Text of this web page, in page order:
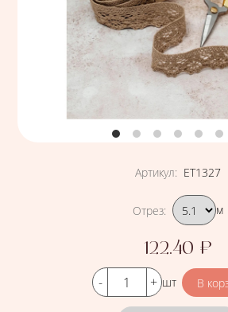
Артикул: ЕТ1327
Подобрать вариант
Отрез: м
Цена
122.40 ₽
Кол-во шт